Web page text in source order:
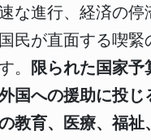
な進行、経済の停
民が直面する喫緊
。
限られた国家
国への援助に投じ
教育、医療、福祉